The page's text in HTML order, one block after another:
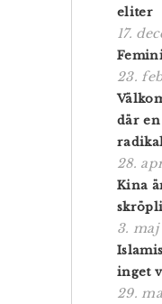
eliter
17.
23.
där
28.
Kina
3. maj
inget
29.